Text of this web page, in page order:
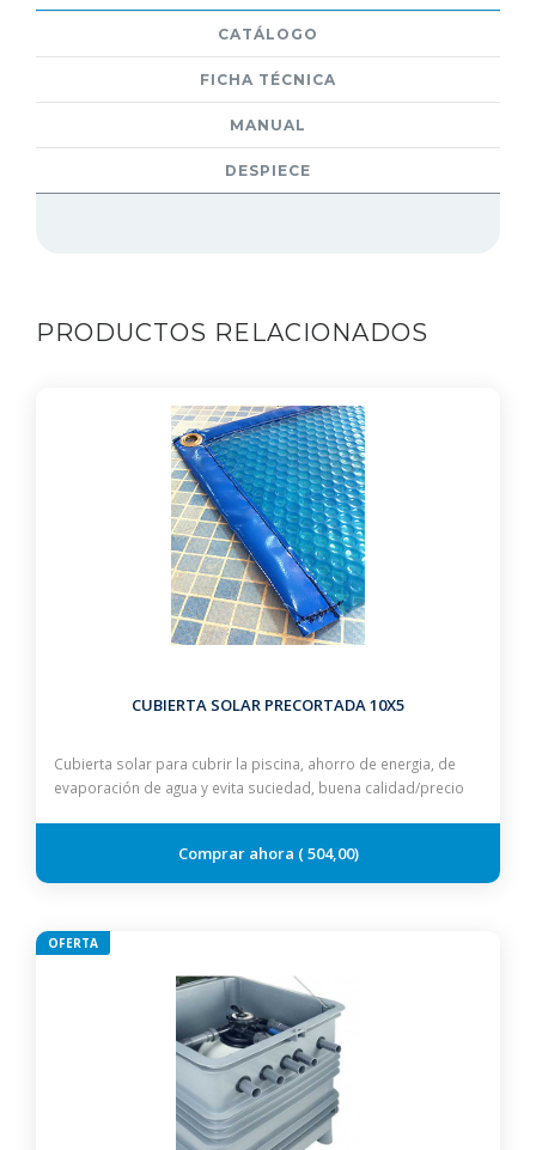
CATÁLOGO
FICHA TÉCNICA
MANUAL
DESPIECE
PRODUCTOS RELACIONADOS
CUBIERTA SOLAR PRECORTADA 10X5
Cubierta solar para cubrir la piscina, ahorro de energia, de
evaporación de agua y evita suciedad, buena calidad/precio
504,00
OFERTA